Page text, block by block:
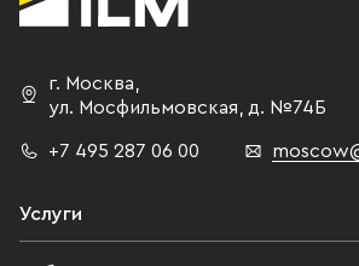
г. Москва,
ул. Мосфильмовская, д. №74Б
+7 495 287 06 00
Услуги